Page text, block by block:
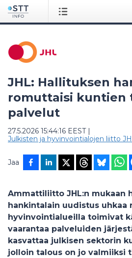
JHL: Hallituksen
romuttaisi kuntien
palvelut
27.5.2026 15:44:16 EEST|
Julkisten ja hyvinvointialojen liitto
Jaa
Ammattiliitto JHL:n mukaan
hankintalain uudistus uhkaa
hyvinvointialueilla toimivat
vaarantaa palveluiden
kasvattaa julkisen sektorin
jolloin talous on jo valmiiksi